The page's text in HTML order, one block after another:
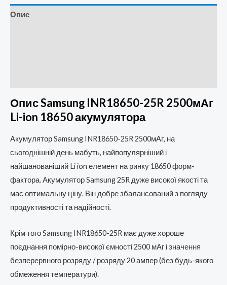
Опис
Опис Samsung INR18650-25R 2500мАг
Li-ion 18650 акумулятора
Акумулятор Samsung INR18650-25R 2500мАг, на
сьогоднішній день мабуть, найпопулярніший і
найшанованіший Li ion елемент на ринку 18650 форм-
фактора. Акумулятор Samsung 25R дуже високої якості та
має оптимальну ціну. Він добре збалансований з погляду
продуктивності та надійності.
Крім того Samsung INR18650-25R має дуже хороше
поєднання помірно-високої ємності 2500 мАг і значення
безперервного розряду / розряду 20 ампер (без будь-якого
обмеження температури).